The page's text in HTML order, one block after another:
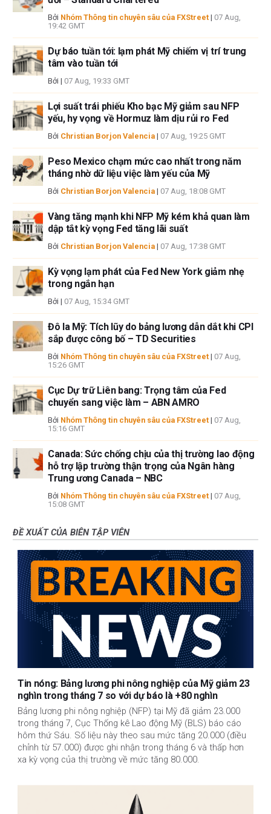
sẽ không chịu trách nhiệm về thông tin được tìm thấy ở cuối các liên kết
được đăng trên trang này.
Nếu không được đề cập rõ ràng trong nội dung bài viết, tại thời điểm viết
cập trong bài viết này và không có quan hệ kinh doanh với bất kỳ công ty
nào được đề cập. Tác giả không nhận được tiền công cho việc viết bài
này, ngoài từ FXStreet.
giả không cam đoan về tính chính xác, đầy đủ hoặc phù hợp của thông
tin này. FXStreet và tác giả sẽ không chịu trách nhiệm về bất kỳ sai sót,
thiếu sót hoặc bất kỳ tổn thất, thương tích hoặc thiệt hại nào phát sinh từ
thông tin này và việc hiển thị hoặc sử dụng thông tin này. Ngoại trừ các
lỗi và thiếu sót.
Tác giả và FXStreet không phải là các cố vấn đầu tư đã đăng ký và không
có nội dung nào trong bài viết này nhằm mục đích tư vấn đầu tư.
Bởi Nhóm Thông tin chuyên sâu của FXStreet | 07 Aug,
19:42 GMT
Dự báo tuần tới: lạm phát Mỹ chiếm vị trí trung
tâm vào tuần tới
Bởi | 07 Aug, 19:33 GMT
Lợi suất trái phiếu Kho bạc Mỹ giảm sau NFP
yếu, hy vọng về Hormuz làm dịu rủi ro Fed
Bởi Christian Borjon Valencia | 07 Aug, 19:25 GMT
Peso Mexico chạm mức cao nhất trong năm
tháng nhờ dữ liệu việc làm yếu của Mỹ
Bởi Christian Borjon Valencia | 07 Aug, 18:08 GMT
Vàng tăng mạnh khi NFP Mỹ kém khả quan làm
dập tắt kỳ vọng Fed tăng lãi suất
Bởi Christian Borjon Valencia | 07 Aug, 17:38 GMT
Kỳ vọng lạm phát của Fed New York giảm nhẹ
trong ngắn hạn
Bởi | 07 Aug, 15:34 GMT
Đô la Mỹ: Tích lũy do bảng lương dẫn dắt khi CPI
sắp được công bố – TD Securities
Bởi Nhóm Thông tin chuyên sâu của FXStreet | 07 Aug,
15:26 GMT
Cục Dự trữ Liên bang: Trọng tâm của Fed
chuyển sang việc làm – ABN AMRO
Bởi Nhóm Thông tin chuyên sâu của FXStreet | 07 Aug,
15:16 GMT
Canada: Sức chống chịu của thị trường lao động
hỗ trợ lập trường thận trọng của Ngân hàng
Trung ương Canada – NBC
Bởi Nhóm Thông tin chuyên sâu của FXStreet | 07 Aug,
15:08 GMT
ĐỀ XUẤT CỦA BIÊN TẬP VIÊN
Tin nóng: Bảng lương phi nông nghiệp của Mỹ giảm 23
nghìn trong tháng 7 so với dự báo là +80 nghìn
Bảng lương phi nông nghiệp (NFP) tại Mỹ đã giảm 23.000
trong tháng 7, Cục Thống kê Lao động Mỹ (BLS) báo cáo
hôm thứ Sáu. Số liệu này theo sau mức tăng 20.000 (điều
chỉnh từ 57.000) được ghi nhận trong tháng 6 và thấp hơn
xa kỳ vọng của thị trường về mức tăng 80.000.